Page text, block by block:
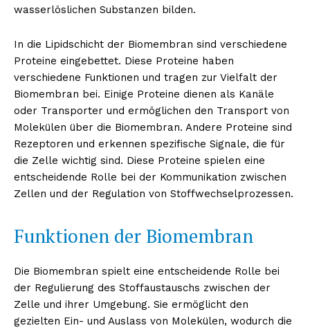
wasserlöslichen Substanzen bilden.
In die Lipidschicht der Biomembran sind verschiedene
Proteine eingebettet. Diese Proteine haben
verschiedene Funktionen und tragen zur Vielfalt der
Biomembran bei. Einige Proteine dienen als Kanäle
oder Transporter und ermöglichen den Transport von
Molekülen über die Biomembran. Andere Proteine sind
Rezeptoren und erkennen spezifische Signale, die für
die Zelle wichtig sind. Diese Proteine spielen eine
entscheidende Rolle bei der Kommunikation zwischen
Zellen und der Regulation von Stoffwechselprozessen.
Funktionen der Biomembran
Die Biomembran spielt eine entscheidende Rolle bei
der Regulierung des Stoffaustauschs zwischen der
Zelle und ihrer Umgebung. Sie ermöglicht den
gezielten Ein- und Auslass von Molekülen, wodurch die